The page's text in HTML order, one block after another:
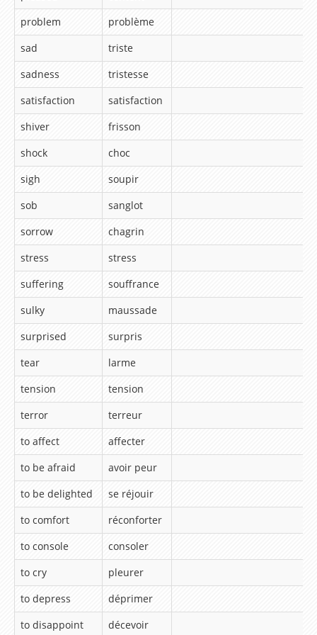
Lesson 19 – Do you like..?
Lesson 20 – My daily routine
Lesson 21 – How much is this dress ?
Lesson 22 – Can you tell me the way to…?
Lesson 24 – Can you come and see me this
evening ?
Lesson 25 – What did you do yesterday night ?
Lesson 26 – Where did you go on holidays last
summer ?
Lesson 27 – What were you doing yesterday
when…?
Lesson 28 – But, I have just finished the
Lesson 29 – How long have you studied French ?
Lesson 30 – You’ve already been a big champion,
Vidéos Ted et Betty
Lire et écouter des livres en anglais (english talking
book)
Animations et Vidéos en Anglais
Chansons et Comptines pour apprendre l'anglais
Dessins animés pour apprendre l'anglais
Extraits de films, documentaires, discours pour
apprendre l'anglais
Karaoke version Anglaise
problem
problème
sad
triste
sadness
tristesse
satisfaction
satisfaction
shiver
frisson
shock
choc
sigh
soupir
sob
sanglot
sorrow
chagrin
stress
stress
suffering
souffrance
sulky
maussade
surprised
surpris
tear
larme
tension
tension
terror
terreur
to affect
affecter
to be afraid
avoir peur
to be delighted
se réjouir
to comfort
réconforter
to console
consoler
to cry
pleurer
to depress
déprimer
to disappoint
décevoir